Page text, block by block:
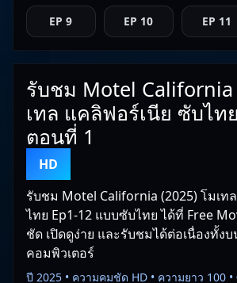
EP 9 EP 10 EP 11
รับชม Motel California
เทล แคลิฟอร์เนีย ซับไท
ตอนที่ 1
HD
รับชม Motel California (2025) โมเท
ไทย Ep1-12 แบบซับไทย ได้ที่ Free
ชัด เปิดดูง่าย และรับชมได้ต่อเนื่องทั้ง
คอมพิวเตอร์
ปี 2025 • ความคมชัด HD • ความยาว 100